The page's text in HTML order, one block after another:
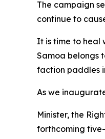
The campaign
continue to
It is time to heal
Samoa belongs
faction paddles
As we
Minister, the
forthcoming